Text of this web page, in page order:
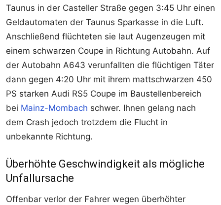
Taunus in der Casteller Straße gegen 3:45 Uhr einen
Geldautomaten der Taunus Sparkasse in die Luft.
Anschließend flüchteten sie laut Augenzeugen mit
einem schwarzen Coupe in Richtung Autobahn. Auf
der Autobahn A643 verunfallten die flüchtigen Täter
dann gegen 4:20 Uhr mit ihrem mattschwarzen 450
PS starken Audi RS5 Coupe im Baustellenbereich
bei Mainz-Mombach schwer. Ihnen gelang nach
dem Crash jedoch trotzdem die Flucht in
unbekannte Richtung.
Überhöhte Geschwindigkeit als mögliche
Unfallursache
Offenbar verlor der Fahrer wegen überhöhter